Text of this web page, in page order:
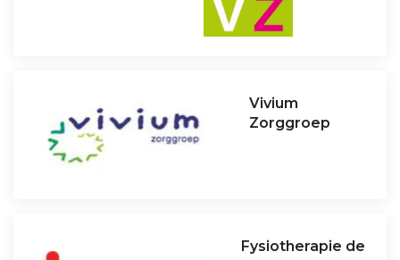
Vivium
Zorggroep
Fysiotherapie de